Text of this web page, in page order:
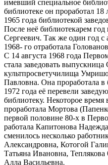
имевший специальное
библиотеке он проработал 18
1965 года библиотекой
После неё библиотекарем
Сергеевич. Так же один год с
1968- го отработала
С 14 августа 1968 года
стала заведовать выпускница
культпросветучилища
Павловна. Она проработала
1972 года её перевели
библиотеку. Некоторое
проработала Мортова
первой половине 80-х в
работала Капитонова
сменилось несколько
Александровна, Котогой
Татьяна Ивановна,
Алла Васильевна.